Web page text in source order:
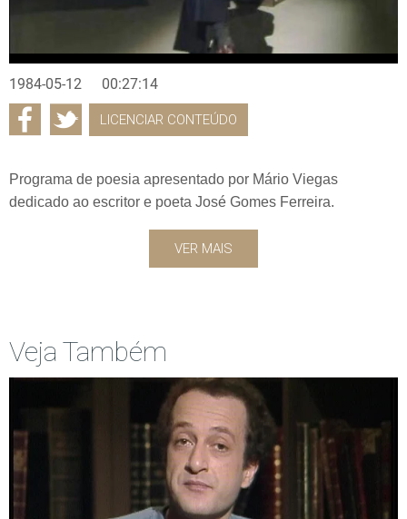
1984-05-12 00:27:14
LICENCIAR CONTEÚDO
Programa de poesia apresentado por Mário Viegas
dedicado ao escritor e poeta José Gomes Ferreira.
VER MAIS
Veja Também